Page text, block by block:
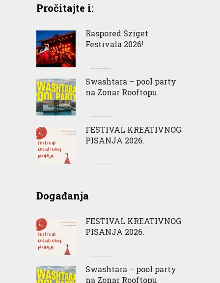
Pročitajte i:
Raspored Sziget
Festivala 2026!
Swashtara – pool party
na Zonar Rooftopu
FESTIVAL KREATIVNOG
PISANJA 2026.
Događanja
FESTIVAL KREATIVNOG
PISANJA 2026.
Swashtara – pool party
na Zonar Rooftopu